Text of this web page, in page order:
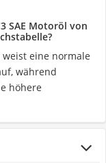
SAE Motoröl von
weist eine normale
während
höhere